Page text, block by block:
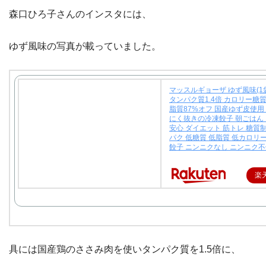
森口ひろ子さんのインスタには、
ゆず風味の写真が載っていました。
マッスルギョーザ ゆず風味(1
タンパク質1.4倍 カロリー糖
脂質87%オフ 国産ゆず皮使用
にく抜きの冷凍餃子 朝ごはん
安心 ダイエット 筋トレ 糖質
パク 低糖質 低脂質 低カロリ
餃子 ニンニクなし ニンニク
楽
具には国産鶏のささみ肉を使いタンパク質を1.5倍に、